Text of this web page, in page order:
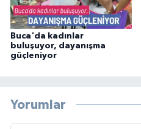
Buca'da kadınlar
buluşuyor, dayanışma
güçleniyor
Yorumlar